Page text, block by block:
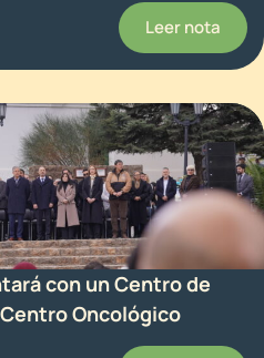
Leer nota
con un Centro de
Oncológico